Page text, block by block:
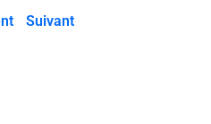
Suivant